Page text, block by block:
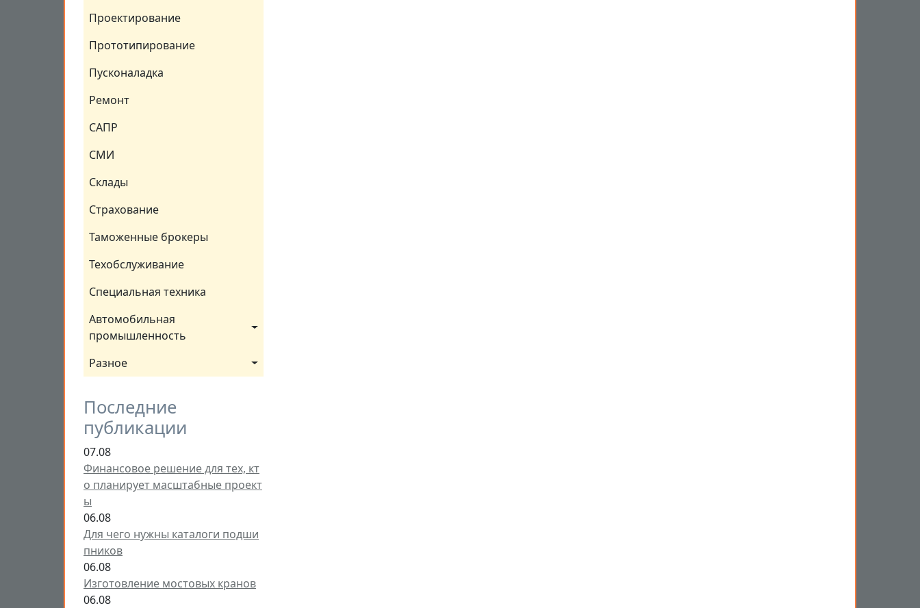
Проектирование
Прототипирование
Пусконаладка
Ремонт
САПР
СМИ
Склады
Страхование
Таможенные брокеры
Техобслуживание
Специальная техника
Автомобильная
промышленность
Разное
Последние
публикации
07.08
Финансовое решение для тех, кт
о планирует масштабные проект
ы
06.08
Для чего нужны каталоги подши
пников
06.08
Изготовление мостовых кранов
06.08